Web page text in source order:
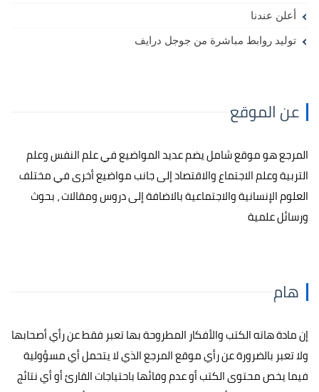
أعلن عندنا
توليد روابط مباشرة من جوجل درايف
عن الموقع
المرجع هو موقع شامل يضم عديد المواضيع في علم النفس وعلم
التربية وعلم الاجتماع والاقتصاد إلى جانب مواضيع أخرى في مختلف
العلوم الإنسانية والاجتماعية بالاضافة إلى دروس ومقالات ، بحوث
ورسائل علمية
هام
إن مادة هاته الكتب والأفكار المطروحة بها تعبر فقط عن رأي أصحابها
ولا تعبر بالضرورة عن رأي موقع المرجع الذي لا يتحمل أي مسؤولية
فيما يخص محتوى الكتب أو عدم وفائها باحتياجات القارئ أو أي نتائج